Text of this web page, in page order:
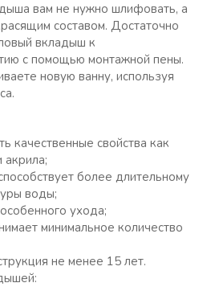
вам не нужно шлифовать, а
составом. Достаточно
вкладыш к
с помощью монтажной пены.
новую ванну, используя
качественные свойства как
акрила;
более длительному
воды;
ухода;
минимальное количество
не менее 15 лет.